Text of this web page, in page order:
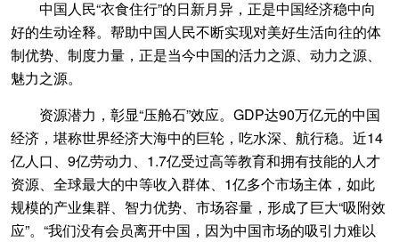
中国人民“衣食住行”的日新月异，正是中国经济稳中向
好的生动诠释。帮助中国人民不断实现对美好生活向往的体
制优势、制度力量，正是当今中国的活力之源、动力之源、
魅力之源。
资源潜力，彰显“压舱石”效应。GDP达90万亿元的中国
经济，堪称世界经济大海中的巨轮，吃水深、航行稳。近14
亿人口、9亿劳动力、1.7亿受过高等教育和拥有技能的人才
资源、全球最大的中等收入群体、1亿多个市场主体，如此
规模的产业集群、智力优势、市场容量，形成了巨大“吸附效
应”。“我们没有会员离开中国，因为中国市场的吸引力难以